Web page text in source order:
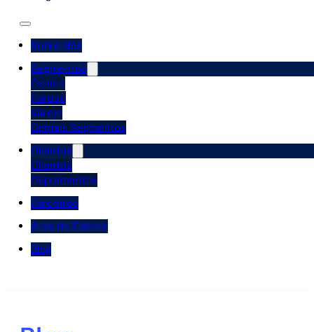
Sobre Nós
Segmentos
Óptico
Parque
Varejo
Demais Segmentos
Clientes
Clientes
Depoimentos
Parceiros
Área do Cliente
Blog